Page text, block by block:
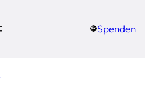
Spenden